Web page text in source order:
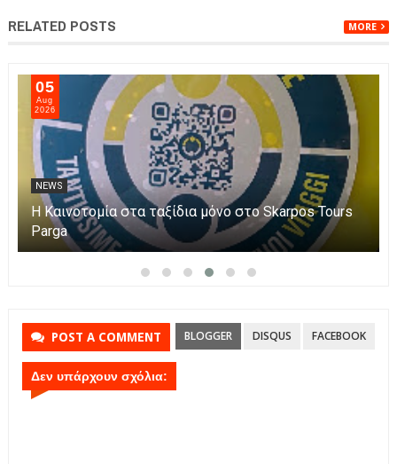
RELATED POSTS MORE
06
Aug
2026
NEWS
Η Πάργα τίμησε τη Μεταμόρφωση του Κυρίου
POST A COMMENT BLOGGER DISQUS FACEBOOK
Δεν υπάρχουν σχόλια: